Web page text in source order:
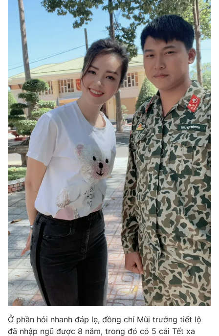
Cơ quan chủ quản:
Đài Truyền hình Việt Nam
Cơ quan báo chí:
Thời báo VTV
Giấy phép hoạt động báo in và báo điện tử số 483/GP-BTTTT
cấp ngày 29/12/2023
Tổng Biên tập:Vũ Thanh Thủy
Phó Tổng Biên tập:Nguyễn Thị Mỹ Hạnh, Phạm Quốc Thắng,
Nguyễn Trọng Ninh
Tổng đài VTV:024.38 355 931 - 024.38 355 932
Ðiện thoại Thời báo VTV:024.66 897 897
Email:toasoan@vtv.vn
Liên hệ quảng cáo:
024-7300.7108
® Cấm sao chép dưới mọi hình thức nếu không có sự chấp
thuận bằng văn bản. Ghi rõ nguồn VTV.vn khi phát hành lại
thông tin từ website này.
Ở phần hỏi nhanh đáp lẹ, đồng chí Mũi trưởng tiết lộ
đã nhập ngũ được 8 năm, trong đó có 5 cái Tết xa